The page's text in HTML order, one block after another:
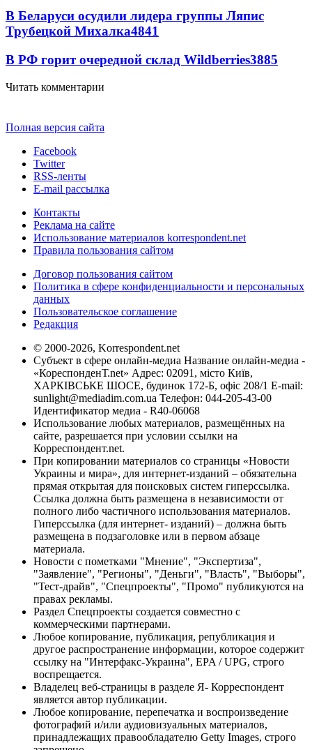
В Беларуси осудили лидера группы Ляпис
Трубецкой Михалка4841
В РФ горит очередной склад Wildberries3885
Читать комментарии
Полная версия сайта
Facebook
Twitter
RSS-ленты
E-mail рассылка
Контакты
Реклама на сайте
Использование материалов korrespondent.net
Правила пользования сайтом
Договор пользования сайтом
Политика в сфере конфиденциальности и персональных
данных
Пользовательское соглашение
Редакция
© 2000-2026, Korrespondent.net
Субъект в сфере онлайн-медиа Название онлайн-медиа -
«КореспонденТ.net» Адрес: 02091, місто Київ,
ХАРКІВСЬКЕ ШОСЕ, будинок 172-Б, офіс 208/1 E-mail:
sunlight@mediadim.com.ua Телефон: 044-205-43-00
Идентификатор медиа - R40-06068
Использование любых материалов, размещённых на
сайте, разрешается при условии ссылки на
Корреспондент.net.
При копировании материалов со страницы «Новости
Украины и мира», для интернет-изданий – обязательна
прямая открытая для поисковых систем гиперссылка.
Ссылка должна быть размещена в независимости от
полного либо частичного использования материалов.
Гиперссылка (для интернет- изданий) – должна быть
размещена в подзаголовке или в первом абзаце
материала.
Новости с пометками "Мнение", "Экспертиза",
"Заявление", "Регионы", "Деньги", "Власть", "Выборы",
"Тест-драйв", "Спецпроекты", "Промо" публикуются на
правах рекламы.
Раздел Спецпроекты создается совместно с
коммерческими партнерами.
Любое копирование, публикация, републикация и
другое распространение информации, которое содержит
ссылку на "Интерфакс-Украина", EPA / UPG, строго
воспрещается.
Владелец веб-страницы в разделе Я- Корреспондент
является автор публикации.
Любое копирование, перепечатка и воспроизведение
фотографий и/или аудиовизуальных материалов,
принадлежащих правообладателю Getty Images, строго